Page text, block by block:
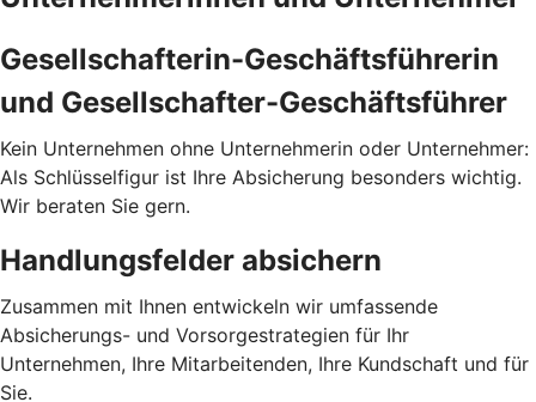
Gesellschafterin-Geschäftsführerin
und Gesellschafter-Geschäftsführer
Kein Unternehmen ohne Unternehmerin oder Unternehmer:
Als Schlüsselfigur ist Ihre Absicherung besonders wichtig.
Wir beraten Sie gern.
Handlungsfelder absichern
Zusammen mit Ihnen entwickeln wir umfassende
Absicherungs- und Vorsorgestrategien für Ihr
Unternehmen, Ihre Mitarbeitenden, Ihre Kundschaft und für
Sie.